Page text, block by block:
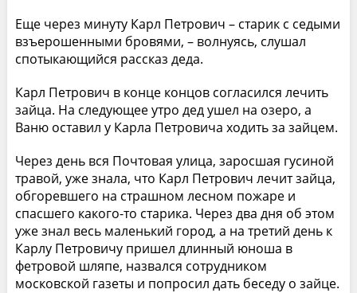
Еще через минуту Карл Петрович – старик с седыми
взъерошенными бровями, – волнуясь, слушал
спотыкающийся рассказ деда.
Карл Петрович в конце концов согласился лечить
зайца. На следующее утро дед ушел на озеро, а
Ваню оставил у Карла Петровича ходить за зайцем.
Через день вся Почтовая улица, заросшая гусиной
травой, уже знала, что Карл Петрович лечит зайца,
обгоревшего на страшном лесном пожаре и
спасшего какого-то старика. Через два дня об этом
уже знал весь маленький город, а на третий день к
Карлу Петровичу пришел длинный юноша в
фетровой шляпе, назвался сотрудником
московской газеты и попросил дать беседу о зайце.